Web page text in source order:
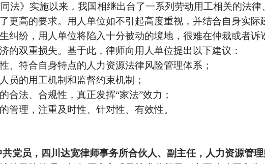
法》实施以来，我国相继出台了一系列劳动用工相关的法
更高的要求。用人单位如不引起高度重视，并结合自身实际
纠纷，用人单位将陷入十分被动的境地，很难在仲裁或者诉
的双重损失。基于此，律师向用人单位提出以下建议：
、符合自身特点的人力资源法律风险管理体系；
员的用工机制和监督约束机制；
合法、合规性，真正发挥“家法”效力；
管理，注重及时性、针对性、有效性。
党员，四川达宽律师事务所合伙人、副主任，人力资源管理